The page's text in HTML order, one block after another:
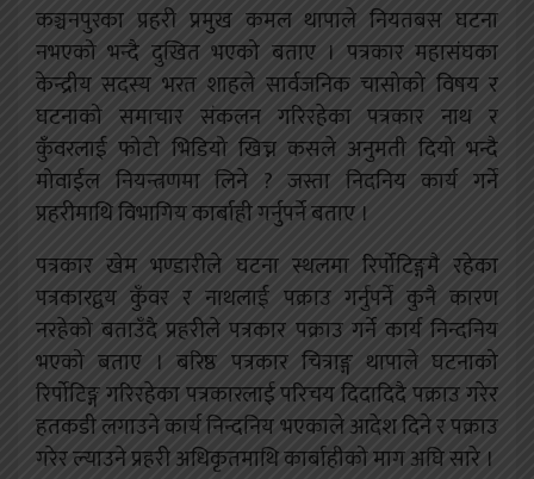
कञ्चनपुरका प्रहरी प्रमुख कमल थापाले नियतबस घटना
नभएको भन्दै दुखित भएको बताए । पत्रकार महासंघका
केन्द्रीय सदस्य भरत शाहले सार्वजनिक चासोको विषय र
घटनाको समाचार संकलन गरिरहेका पत्रकार नाथ र
कुँवरलाई फोटो भिडियो खिच्न कसले अनुमती दियो भन्दै
मोवाईल नियन्त्रणमा लिने ? जस्ता निदनिय कार्य गर्ने
प्रहरीमाथि विभागिय कार्बाही गर्नुपर्ने बताए ।
पत्रकार खेम भण्डारीले घटना स्थलमा रिर्पोटिङ्गमै रहेका
पत्रकारद्वय कुँवर र नाथलाई पक्राउ गर्नुपर्ने कुनै कारण
नरहेको बताउँदै प्रहरीले पत्रकार पक्राउ गर्ने कार्य निन्दनिय
भएको बताए । बरिष्ठ पत्रकार चित्राङ्ग थापाले घटनाको
रिर्पोटिङ्ग गरिरहेका पत्रकारलाई परिचय दिदादिदै पक्राउ गरेर
हतकडी लगाउने कार्य निन्दनिय भएकाले आदेश दिने र पक्राउ
गरेर ल्याउने प्रहरी अधिकृतमाथि कार्बाहीको माग अघि सारे ।